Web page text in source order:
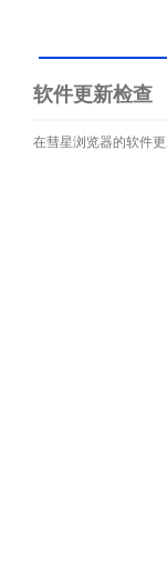
软件更新检查
在彗星浏览器的软件